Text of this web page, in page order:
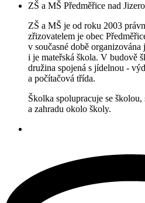
ZŠ a MŠ Předměřice nad
ZŠ a MŠ je od roku 2003
zřizovatelem je obec
v současné době
i je mateřská škola. V budově
družina spojená s jídelnou -
a počítačová třída.
Školka spolupracuje se
a zahradu okolo školy.